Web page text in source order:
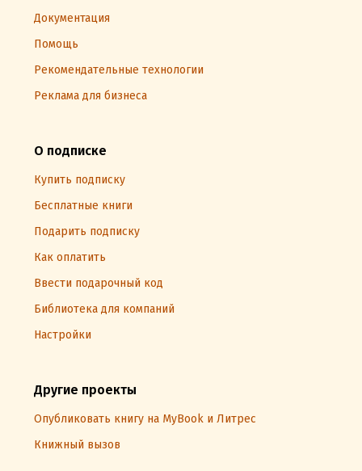
Документация
Помощь
Рекомендательные технологии
Реклама для бизнеса
О подписке
Купить подписку
Бесплатные книги
Подарить подписку
Как оплатить
Ввести подарочный код
Библиотека для компаний
Настройки
Другие проекты
Опубликовать книгу на MyBook и Литрес
Книжный вызов